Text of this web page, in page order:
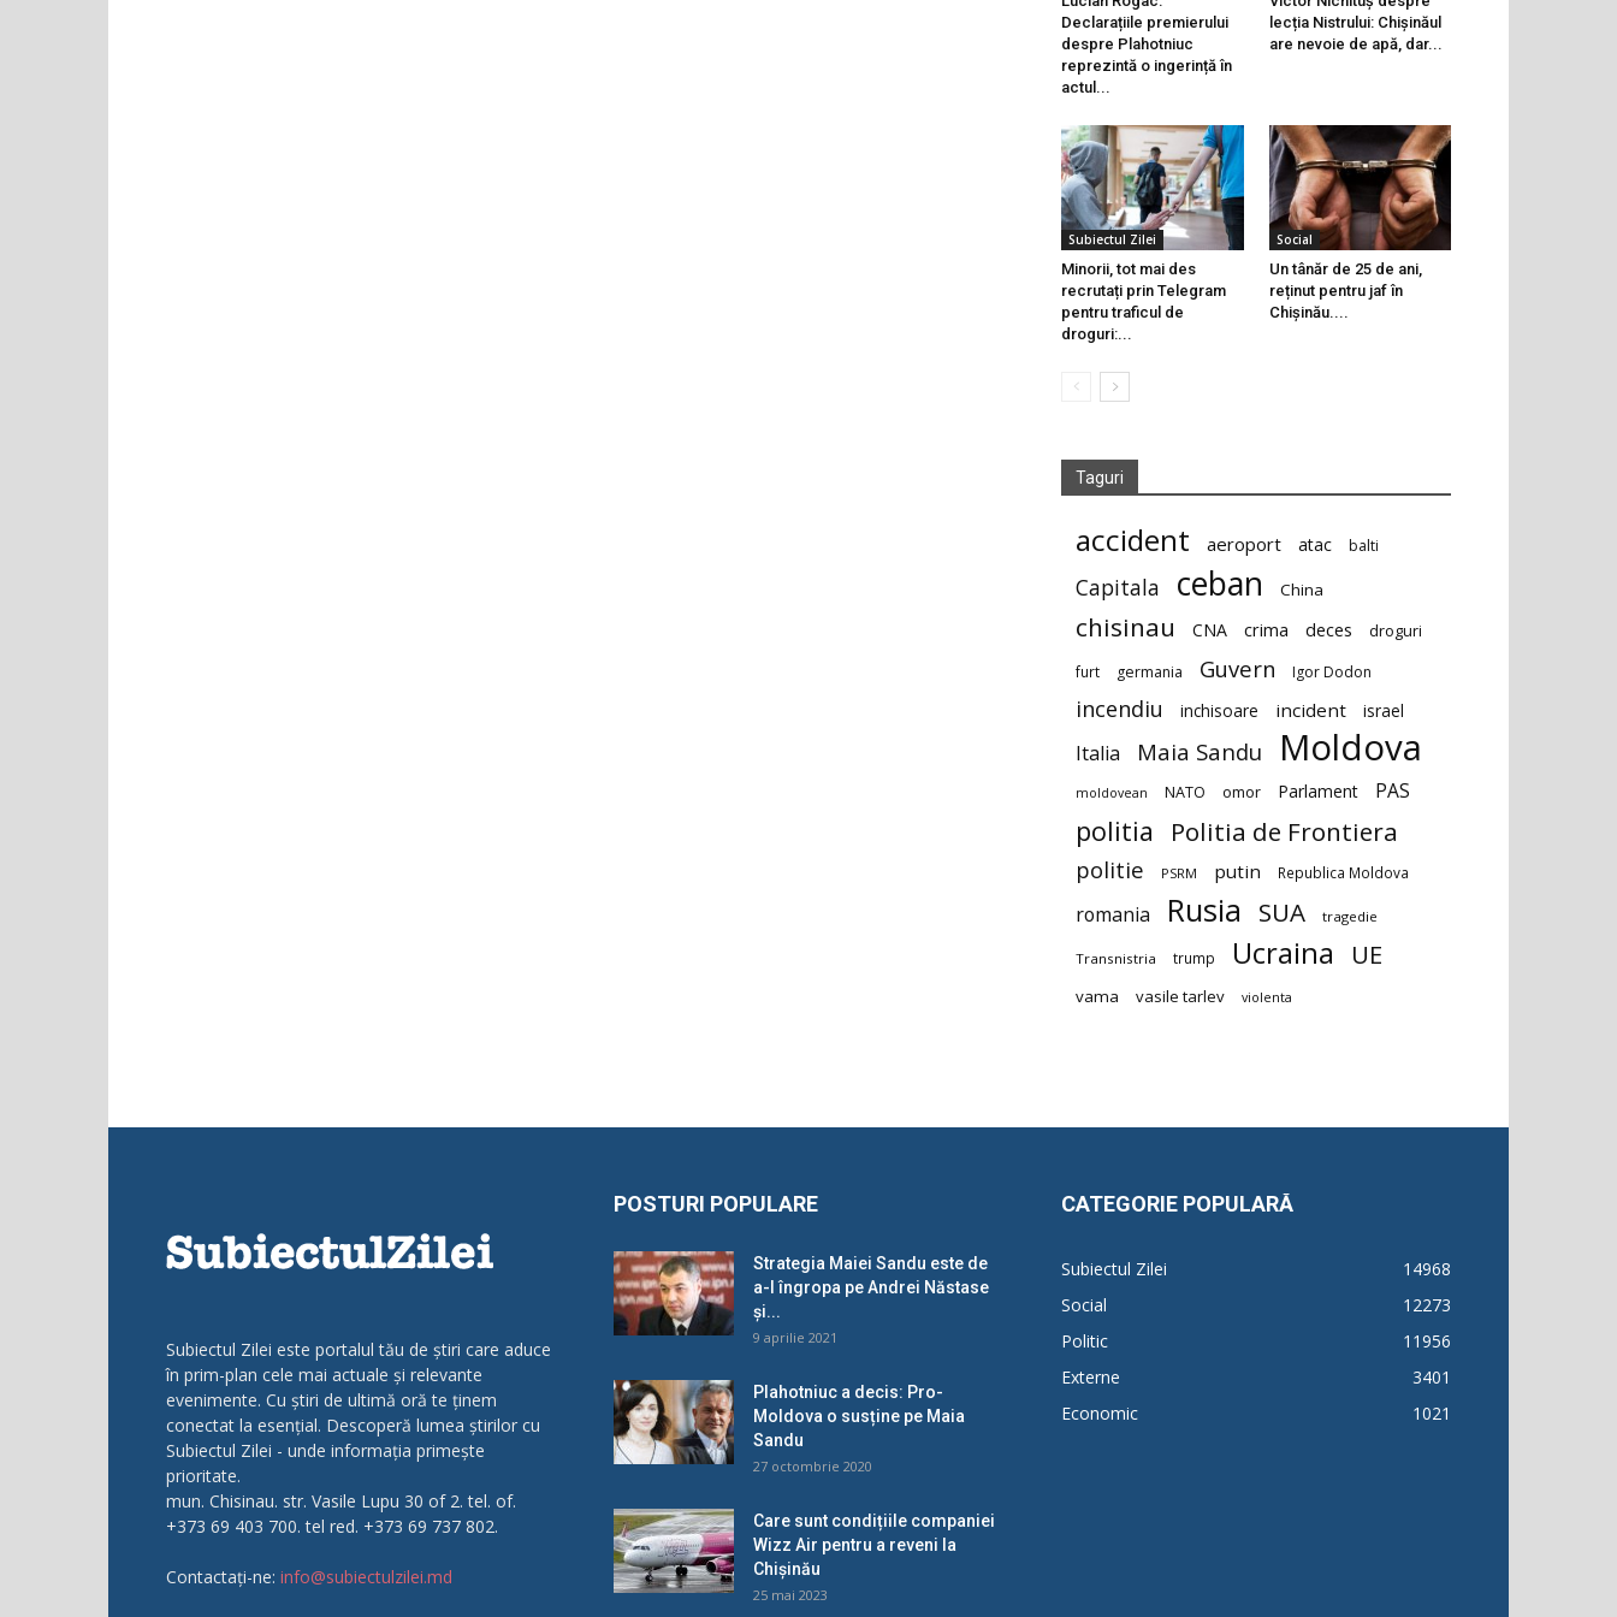
Declarațiile premierului
despre Plahotniuc
reprezintă o ingerință în
actul...
lecția Nistrului: Chișinăul
are nevoie de apă, dar...
Subiectul Zilei
Minorii, tot mai des
recrutați prin Telegram
pentru traficul de
droguri:...
Social
Un tânăr de 25 de ani,
reținut pentru jaf în
Chișinău....
Taguri
accident aeroport atac balti
Capitala ceban China
chisinau CNA crima deces droguri
furt germania Guvern Igor Dodon
incendiu inchisoare incident israel
Italia Maia Sandu Moldova
moldovean NATO omor Parlament PAS
politia Politia de Frontiera
politie PSRM putin Republica Moldova
romania Rusia SUA tragedie
Transnistria trump Ucraina UE
vama vasile tarlev violenta
Subiectul Zilei este portalul tău de știri care aduce
în prim-plan cele mai actuale și relevante
evenimente. Cu știri de ultimă oră te ținem
conectat la esențial. Descoperă lumea știrilor cu
Subiectul Zilei - unde informația primește
prioritate.
mun. Chisinau. str. Vasile Lupu 30 of 2. tel. of.
+373 69 403 700. tel red. +373 69 737 802.
Contactați-ne: info@subiectulzilei.md
POSTURI POPULARE
Strategia Maiei Sandu este de
a-l îngropa pe Andrei Năstase
și...
9 aprilie 2021
Plahotniuc a decis: Pro-
Moldova o susține pe Maia
Sandu
27 octombrie 2020
Care sunt condițiile companiei
Wizz Air pentru a reveni la
Chișinău
25 mai 2023
CATEGORIE POPULARĂ
Subiectul Zilei
14968
Social
12273
Politic
11956
Externe
3401
Economic
1021